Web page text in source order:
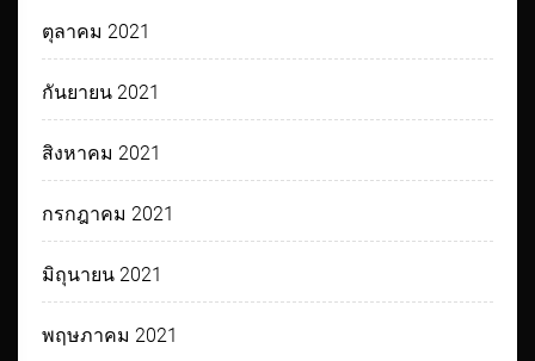
ตุลาคม 2021
กันยายน 2021
สิงหาคม 2021
กรกฎาคม 2021
มิถุนายน 2021
พฤษภาคม 2021